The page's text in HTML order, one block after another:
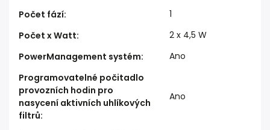
Počet fází:
1
Počet x Watt:
2 x 4,5 W
PowerManagement systém:
Ano
Programovatelné počitadlo
provozních hodin pro
nasycení aktivních uhlíkových
filtrů:
Ano